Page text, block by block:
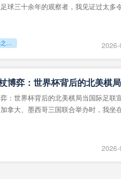
球三十余年的观察者，我见证过太多
终局之战能否破晓重生？
博弈：世界杯背后的北美棋局
：世界杯背后的北美棋局当国际足联
拿大、墨西哥三国联合举办时，我坐